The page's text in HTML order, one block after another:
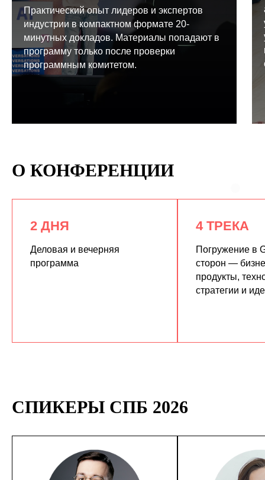
Практический опыт лидеров и экспертов
индустрии в компактном формате 20-
минутных докладов. Материалы попадают в
программу только после проверки
программным комитетом.
О КОНФЕРЕНЦИИ
2 ДНЯ
Деловая и вечерняя
программа
4 ТРЕКА
Погружение в
сторон —
продукты,
стратегии и
СПИКЕРЫ СПБ 2026